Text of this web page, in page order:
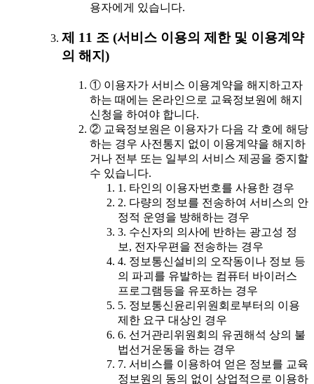
용자에게 있습니다.
제 11 조 (서비스 이용의 제한 및 이용계약
의 해지)
① 이용자가 서비스 이용계약을 해지하고자
하는 때에는 온라인으로 교육정보원에 해지
신청을 하여야 합니다.
② 교육정보원은 이용자가 다음 각 호에 해당
하는 경우 사전통지 없이 이용계약을 해지하
거나 전부 또는 일부의 서비스 제공을 중지할
수 있습니다.
1. 타인의 이용자번호를 사용한 경우
2. 다량의 정보를 전송하여 서비스의 안
정적 운영을 방해하는 경우
3. 수신자의 의사에 반하는 광고성 정
보, 전자우편을 전송하는 경우
4. 정보통신설비의 오작동이나 정보 등
의 파괴를 유발하는 컴퓨터 바이러스
프로그램등을 유포하는 경우
5. 정보통신윤리위원회로부터의 이용
제한 요구 대상인 경우
6. 선거관리위원회의 유권해석 상의 불
법선거운동을 하는 경우
7. 서비스를 이용하여 얻은 정보를 교육
정보원의 동의 없이 상업적으로 이용하